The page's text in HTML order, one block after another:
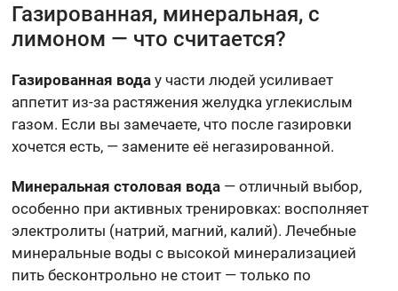
Газированная, минеральная, с
лимоном — что считается?
Газированная вода у части людей усиливает
аппетит из-за растяжения желудка углекислым
газом. Если вы замечаете, что после газировки
хочется есть, — замените её негазированной.
Минеральная столовая вода — отличный выбор,
особенно при активных тренировках: восполняет
электролиты (натрий, магний, калий). Лечебные
минеральные воды с высокой минерализацией
пить бесконтрольно не стоит — только по